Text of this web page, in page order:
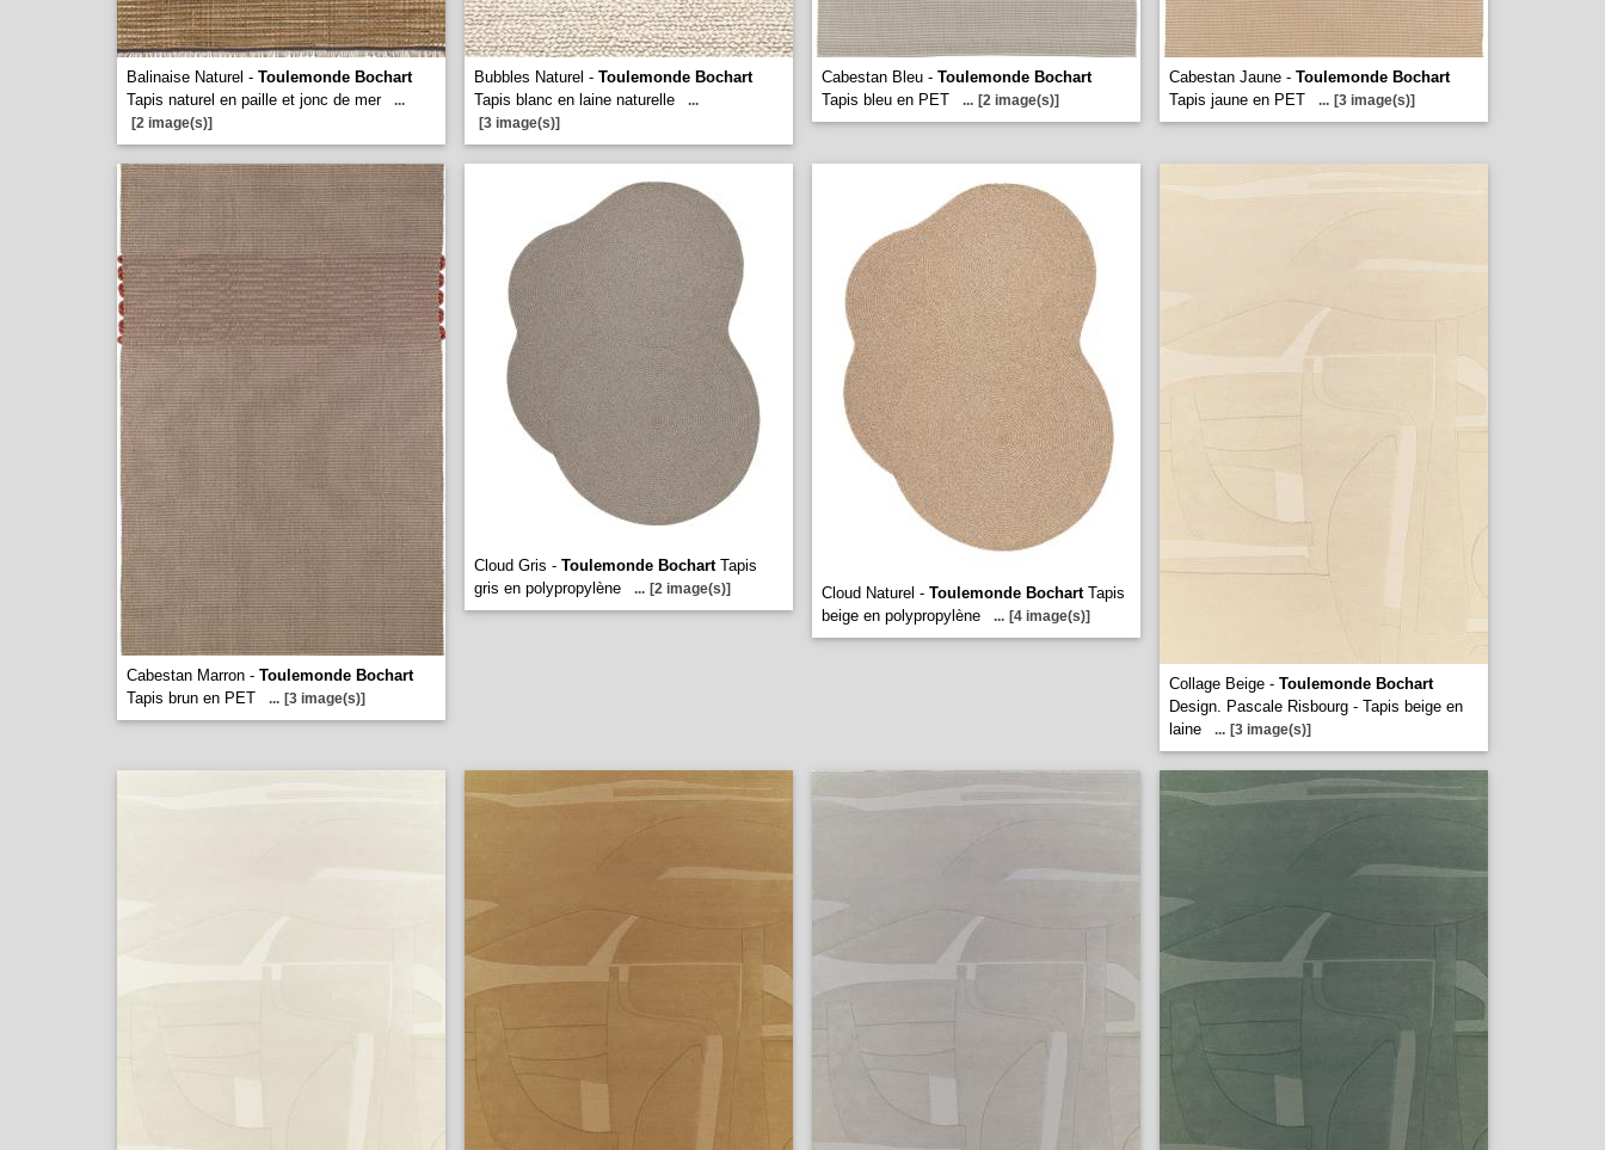
Balinaise Naturel - Toulemonde Bochart
Tapis naturel en paille et jonc de mer
...
[2 image(s)]
Bubbles Naturel - Toulemonde Bochart
Tapis blanc en laine naturelle
...
[3 image(s)]
Cabestan Bleu - Toulemonde Bochart
Tapis bleu en PET
... [2 image(s)]
Cabestan Jaune - Toulemonde Bochart
Tapis jaune en PET
... [3 image(s)]
Cabestan Marron - Toulemonde Bochart
Tapis brun en PET
... [3 image(s)]
Cloud Gris - Toulemonde BochartTapis
gris en polypropylène
... [2 image(s)] Cloud Naturel - Toulemonde BochartTapis
beige en polypropylène
... [4 image(s)]
Collage Beige - Toulemonde Bochart
Design. Pascale Risbourg - Tapis beige en
laine
... [3 image(s)]